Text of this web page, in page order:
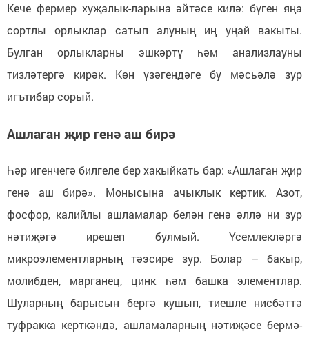
Кече фермер хуҗалык-ларына әйтәсе килә: бүген яңа
сортлы орлыклар сатып алуның иң уңай вакыты.
Булган орлыкларны эшкәртү һәм анализлауны
тизләтергә кирәк. Көн үзәгендәге бу мәсьәлә зур
игътибар сорый.
Ашлаган җир генә аш бирә
Һәр игенчегә билгеле бер хакыйкать бар: «Ашлаган җир
генә аш бирә». Монысына ачыклык кертик. Азот,
фосфор, калийлы ашламалар белән генә әллә ни зур
нәтиҗәгә ирешеп булмый. Үсемлекләргә
микроэлементларның тәэсире зур. Болар – бакыр,
молибден, марганец, цинк һәм башка элементлар.
Шуларның барысын бергә кушып, тиешле нисбәттә
туфракка керткәндә, ашламаларның нәтиҗәсе бермә-